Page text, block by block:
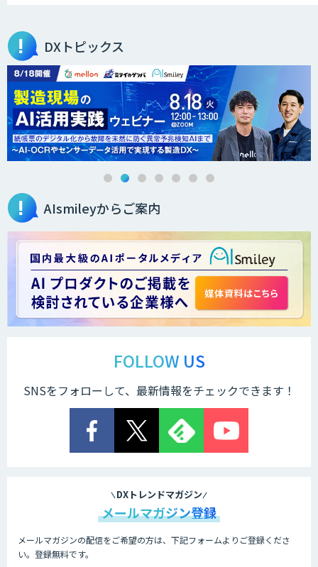
BIGDAT@Analysis
AI・データ活用コンサルティング・受託
開発支援
AI・DXコンサルティング伴走支援サービ
ChatGPTプロトタイプ開発
低コスト・短納期のAI受託開発
DXトピックス
AIsmileyからご案内
FOLLOW US
SNSをフォローして、最新情報をチェックできます！
DXトレンドマガジン
メールマガジン登録
メールマガジンの配信をご希望の方は、下記フォームよりご登録くださ
い。登録無料です。